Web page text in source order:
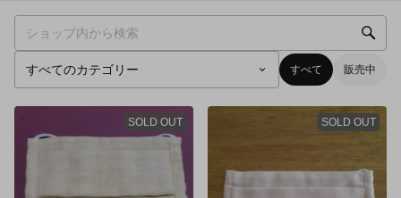
すべて 販売中
SOLD OUT SOLD OUT